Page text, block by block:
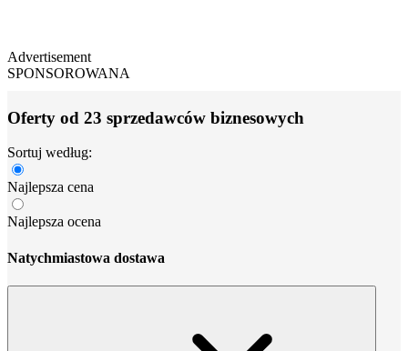
Advertisement
SPONSOROWANA
Oferty od 23 sprzedawców biznesowych
Sortuj według:
Najlepsza cena
Najlepsza ocena
Natychmiastowa dostawa